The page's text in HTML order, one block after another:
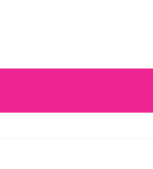
um die